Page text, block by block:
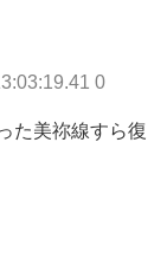
0
た美祢線すら復